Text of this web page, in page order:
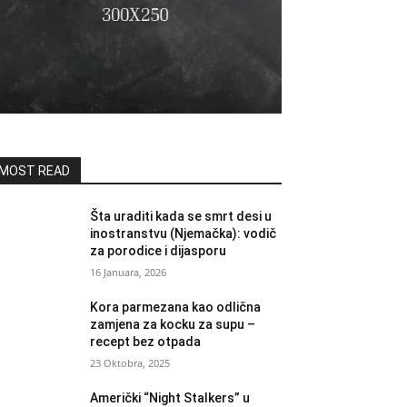
READ
Šta uraditi kada se smrt desi u
inostranstvu (Njemačka): vodič
za porodice i dijasporu
16 Januara, 2026
Kora parmezana kao odlična
zamjena za kocku za supu –
recept bez otpada
23 Oktobra, 2025
Američki “Night Stalkers” u